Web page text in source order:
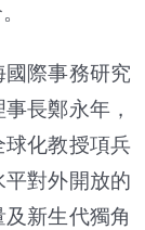
際事務研究
長鄭永年，
化教授項兵
對外開放的
新生代獨角